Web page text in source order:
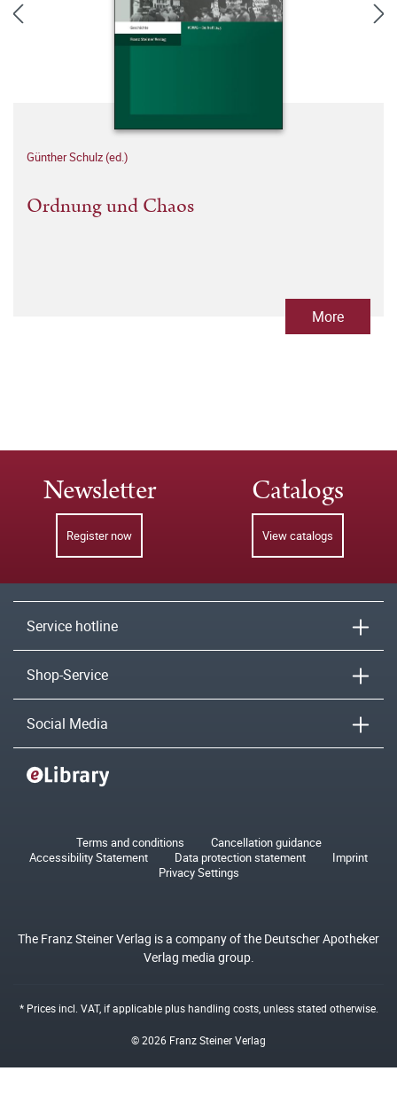
Günther Schulz (ed.)
Ordnung und Chaos
More
Newsletter
Register now
Catalogs
View catalogs
Service hotline
Shop-Service
Social Media
Terms and conditions
Cancellation guidance
Accessibility Statement
Data protection statement
Imprint
Privacy Settings
The Franz Steiner Verlag is a company of the Deutscher Apotheker
Verlag media group.
* Prices incl. VAT, if applicable plushandling costs, unless stated otherwise.
© 2026 Franz Steiner Verlag